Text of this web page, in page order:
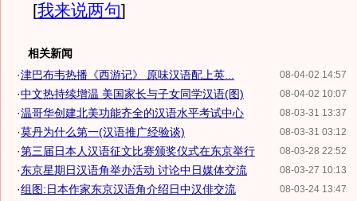
[我来说两句]
相关新闻
08-04-02 14:57
·津巴布韦热播《西游记》 原味汉语配上英...
08-04-02 10:07
·中文热持续增温 美国家长与子女同学汉语(图)
08-03-31 13:37
·温哥华创建北美功能齐全的汉语水平考试中心
08-03-31 03:12
·莫丹为什么第一(汉语推广经验谈)
08-03-28 22:52
·第三届日本人汉语征文比赛颁奖仪式在东京举行
08-03-27 10:13
·东京星期日汉语角举办活动 讨论中日媒体交流
08-03-24 13:47
·组图:日本作家东京汉语角介绍日中汉俳交流